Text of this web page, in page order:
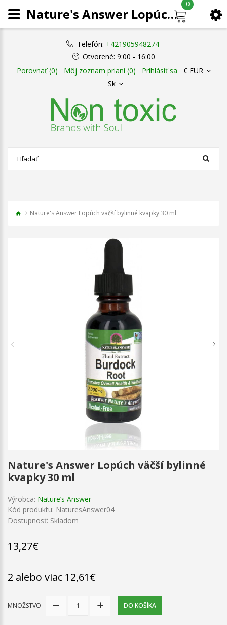
Telefón: +421905948274
Otvorené: 9:00 - 16:00
Porovnať (0)
Môj zoznam prianí (0) Prihlásiť sa
€ EUR
Sk
0
Nature's Answer Lopúch väčší bylinné kvapky 30 ml
Nature's Answer Lopúch väčší bylinné
kvapky 30 ml
Výrobca: Nature’s Answer
Kód produktu: NaturesAnswer04
Dostupnosť: Skladom
13,27€
2 alebo viac 12,61€
MNOŽSTVO DO KOŠÍKA
Nature's Answer Lopúch väčší bylinné kvapky 30 ml